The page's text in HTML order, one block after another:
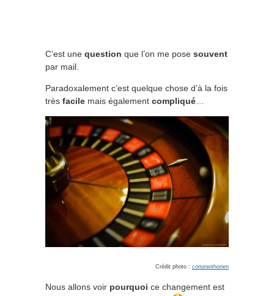
C’est une question que l’on me pose souvent
par mail.
Paradoxalement c’est quelque chose d’à la fois
très facile mais également compliqué
Crédit photo : conorwithonen
Nous allons voir pourquoi ce changement est